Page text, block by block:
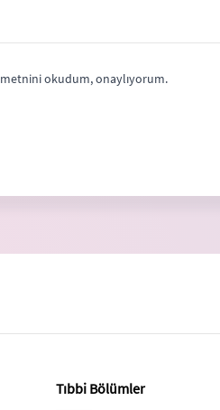
metnini okudum, onaylıyorum.
Tıbbi Bölümler